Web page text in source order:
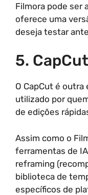
Filmora pode ser
oferece uma
deseja testar
5. CapCut
O CapCut é
utilizado por
de edições
Assim como o
ferramentas de
reframing
biblioteca de
específicos de